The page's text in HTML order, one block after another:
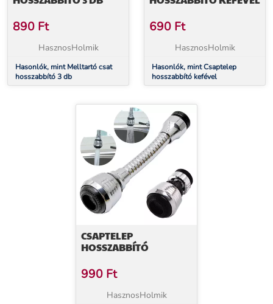
890 Ft
HasznosHolmik
Hasonlók, mint Melltartó csat
hosszabbító 3 db
690 Ft
HasznosHolmik
Hasonlók, mint Csaptelep
hosszabbító kefével
CSAPTELEP
HOSSZABBÍTÓ
990 Ft
HasznosHolmik